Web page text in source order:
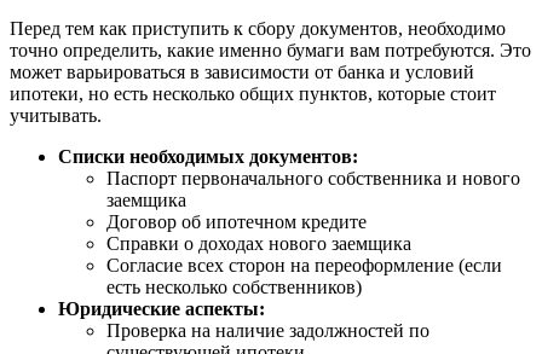
Перед тем как приступить к сбору документов, необходимо
точно определить, какие именно бумаги вам потребуются. Это
может варьироваться в зависимости от банка и условий
ипотеки, но есть несколько общих пунктов, которые стоит
учитывать.
Списки необходимых документов:
Паспорт первоначального собственника и нового
заемщика
Договор об ипотечном кредите
Справки о доходах нового заемщика
Согласие всех сторон на переоформление (если
есть несколько собственников)
Юридические аспекты:
Проверка на наличие задолжностей по